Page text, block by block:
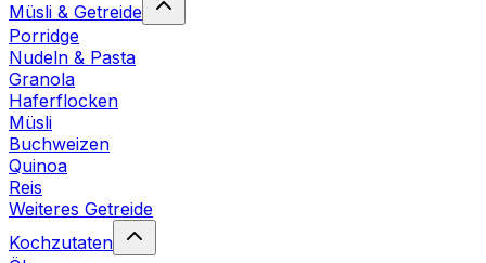
Müsli & Getreide
Porridge
Nudeln & Pasta
Granola
Haferflocken
Müsli
Buchweizen
Quinoa
Reis
Weiteres Getreide
Kochzutaten